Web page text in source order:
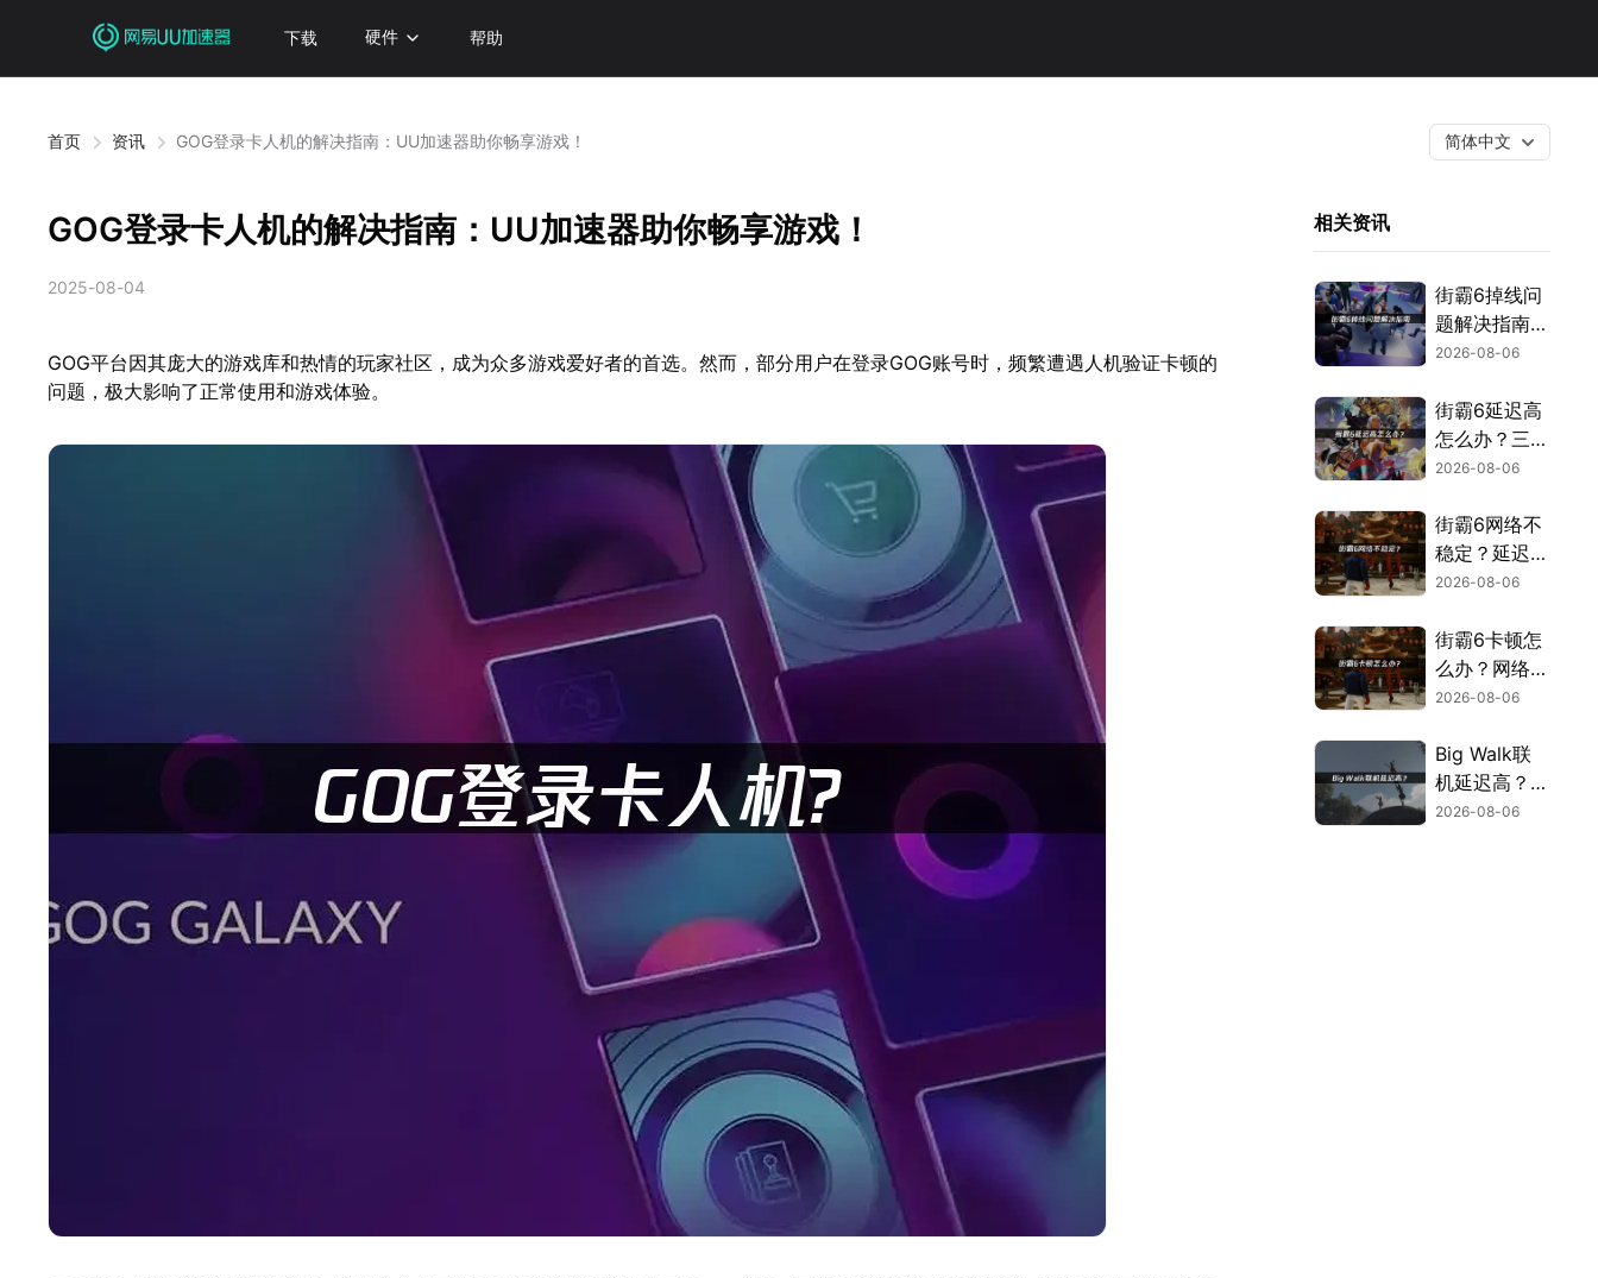
下载 硬件 帮助
首页 资讯 GOG登录卡人机的解决指南：UU加速器助你畅享游戏！ 简体中文
GOG登录卡人机的解决指南：UU加速器助你畅享游戏！
2025-08-04
GOG平台因其庞大的游戏库和热情的玩家社区，成为众多游戏爱好者的首选。然而，部分用户在登录GOG账号时，频繁遭遇人机验证卡顿的
问题，极大影响了正常使用和游戏体验。
相关资讯
街霸6掉线问
题解决指南：
原因分析与网
2026-08-06
街霸6延迟高
怎么办？三类
诱因与优化解
2026-08-06
街霸6网络不
稳定？延迟掉
线完整解决指
2026-08-06
街霸6卡顿怎
么办？网络优
化解决方案！
2026-08-06
Big Walk联
机延迟高？快
速解决多人联
2026-08-06